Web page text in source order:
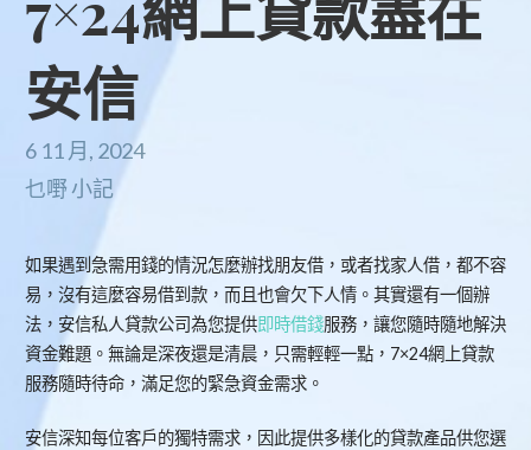
安信
6 11 月, 2024
乜嘢 小記
如果遇到急需用錢的情況怎麼辦找朋友借，或者找家人借，都不容
易，沒有這麼容易借到款，而且也會欠下人情。其實還有一個辦
法，安信私人貸款公司為您提供即時借錢服務，讓您隨時隨地解決
資金難題。無論是深夜還是清晨，只需輕輕一點，7×24網上貸款
服務隨時待命，滿足您的緊急資金需求。
安信深知每位客戶的獨特需求，因此提供多樣化的貸款產品供您選